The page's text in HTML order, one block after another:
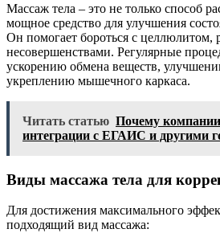
Массаж тела – это не только способ
мощное средство для улучшения
Он помогает бороться с целлюлитом,
несовершенствами. Регулярные
ускорению обмена веществ,
укреплению мышечного каркаса.
Читать статью Почему
интеграции с ЕГАИС и другими
Виды массажа тела для
Для достижения максимального
подходящий вид массажа: